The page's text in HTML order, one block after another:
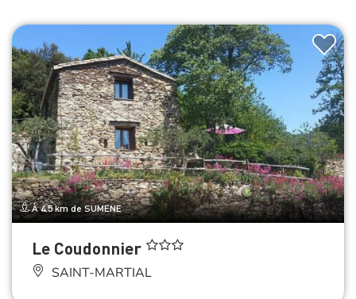
À 4.5 km de SUMENE
Le Coudonnier
SAINT-MARTIAL